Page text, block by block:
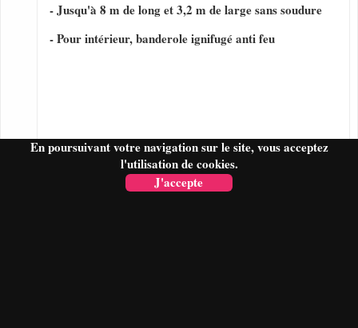
En poursuivant votre navigation sur le site, vous acceptez
l'utilisation de cookies.
J'accepte
- Jusqu'à 8 m de long et 3,2 m de large sans soudure
- Pour intérieur, banderole ignifugé anti feu